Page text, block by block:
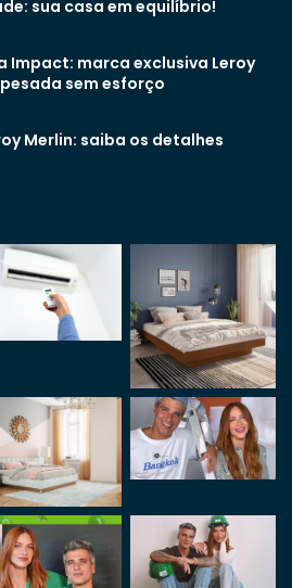
sua casa em equilíbrio!
Impact: marca exclusiva Leroy
sem esforço
Merlin: saiba os detalhes